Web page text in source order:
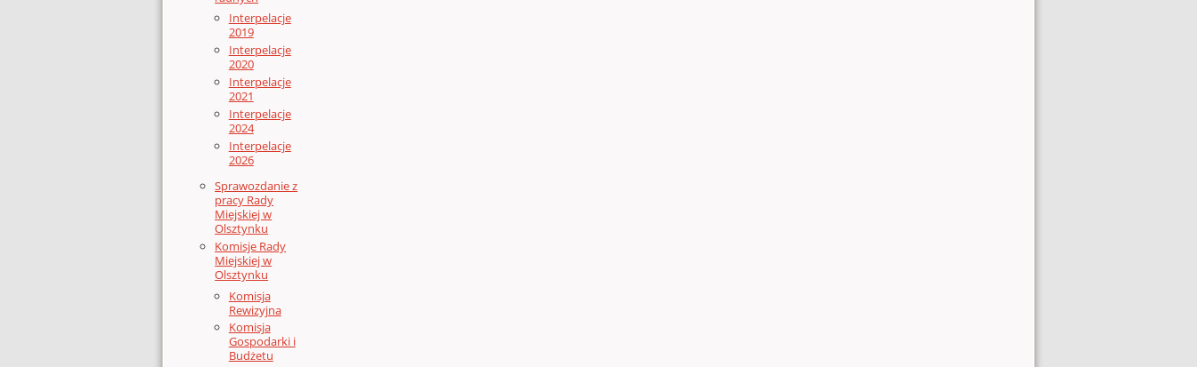
Interpelacje
2019
Interpelacje
2020
Interpelacje
2021
Interpelacje
2024
Interpelacje
2026
Sprawozdanie z
pracy Rady
Miejskiej w
Olsztynku
Komisje Rady
Miejskiej w
Olsztynku
Komisja
Rewizyjna
Komisja
Gospodarki i
Budżetu